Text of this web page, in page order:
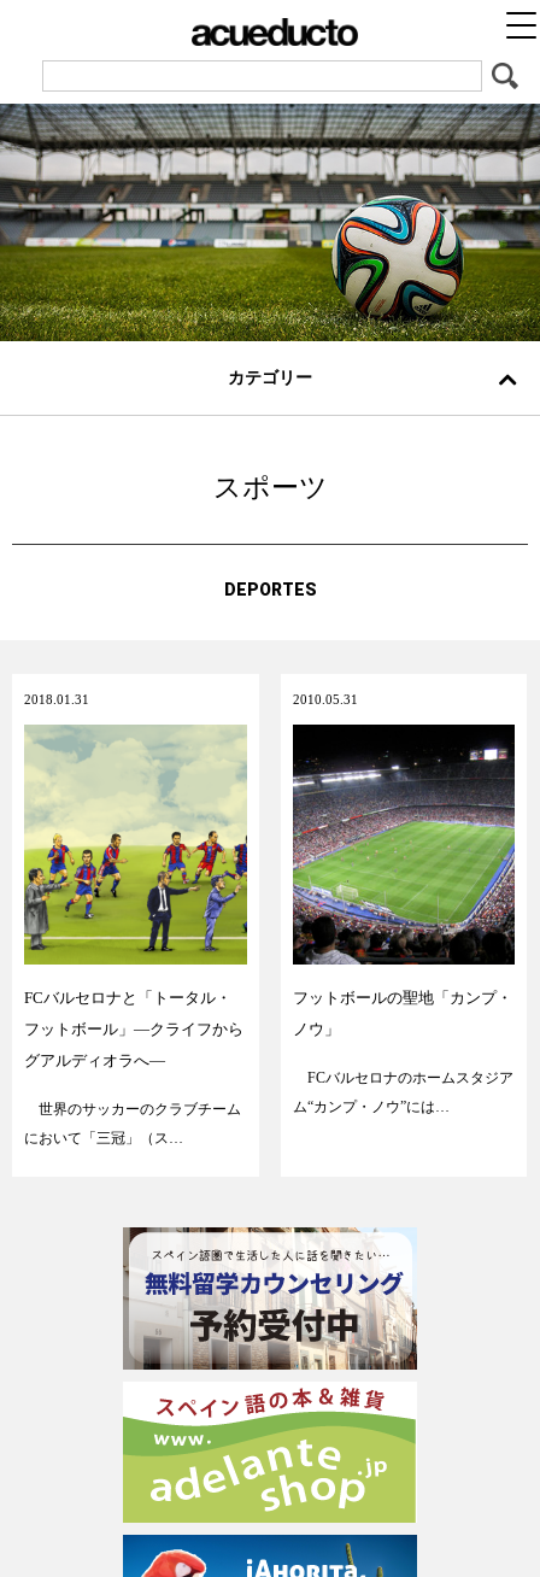
カテゴリー
スポーツ
DEPORTES
2018.01.31
FCバルセロナと「トータル・
フットボール」―クライフから
グアルディオラへ―
世界のサッカーのクラブチーム
において「三冠」（ス…
2010.05.31
フットボールの聖地「カンプ・
ノウ」
FCバルセロナのホームスタジア
ム“カンプ・ノウ”には…